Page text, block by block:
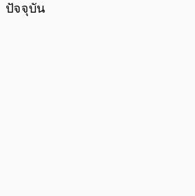
ปัจจุบัน